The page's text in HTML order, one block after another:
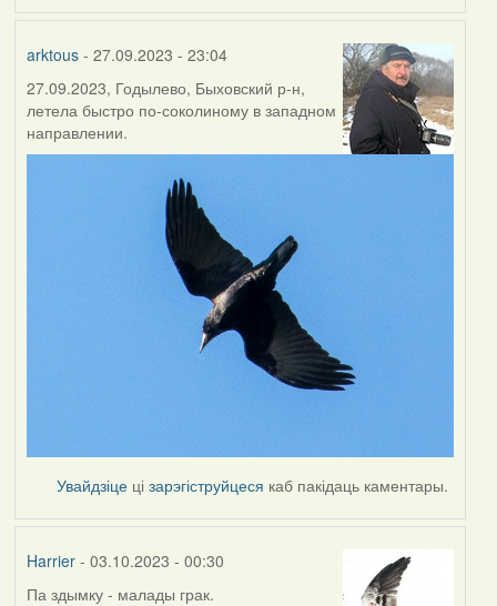
arktous- 27.09.2023 - 23:04
27.09.2023, Годылево, Быховский р-н,
летела быстро по-соколиному в западном
направлении.
Увайдзіце цізарэгіструйцеся каб пакідаць каментары.
Harrier- 03.10.2023 - 00:30
Па здымку - малады грак.